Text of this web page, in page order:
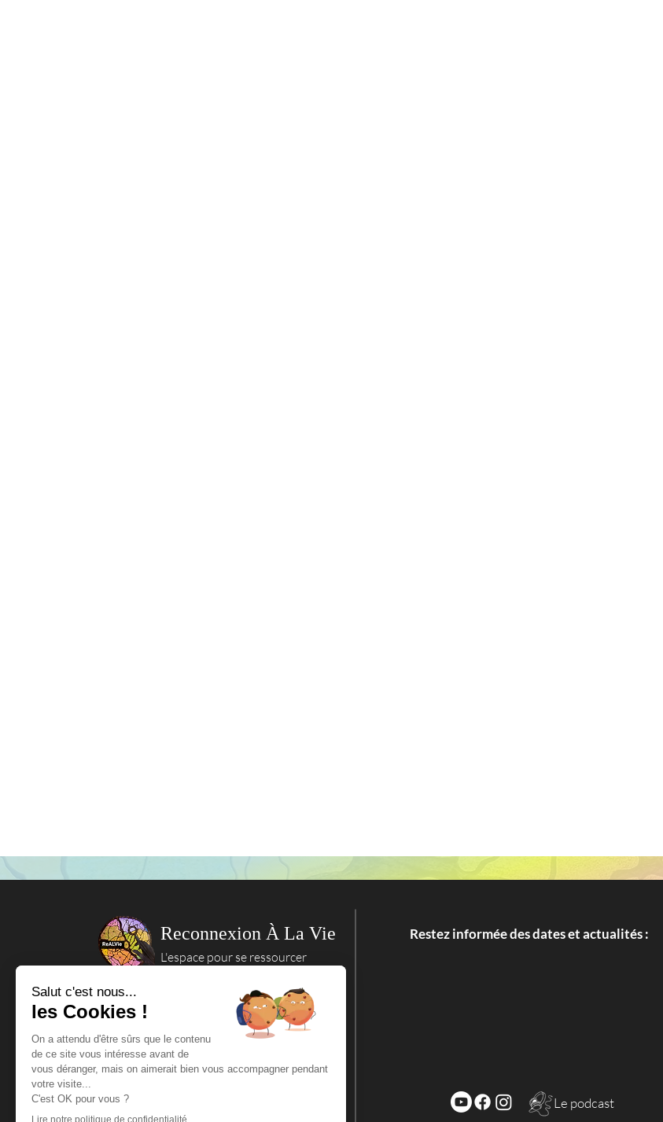
Reconnexion À La Vie
L'espace pour se ressourcer
Mentions légales
Politique de confidentialité
Politique en matière de cookies
Restez informée des dates et actualités :
Le podcast